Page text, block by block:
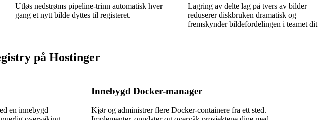
Utløs nedstrøms pipeline-trinn automatisk hver
gang et nytt bilde dyttes til registeret.
Lagring av delte lag på tvers av bilder
reduserer diskbruken dramatisk og
fremskynder bildefordelingen i teamet ditt.
på Hostinger
en innebygd
Innebygd Docker-manager
Kjør og administrer flere Docker-containere fra ett sted.